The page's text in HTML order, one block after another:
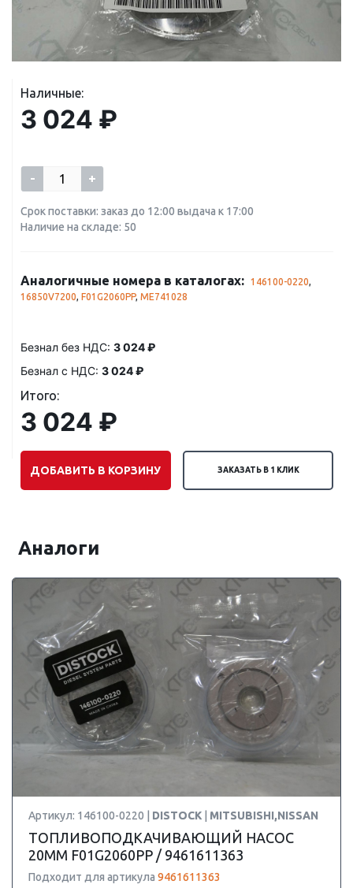
Наличные:
3 024 ₽
- +
Срок поставки: заказ до 12:00 выдача к 17:00
Наличие на складе: 50
Аналогичные номера в каталогах: 146100-0220,
16850V7200, F01G2060PP, ME741028
Безнал без НДС: 3 024 ₽
Безнал с НДС: 3 024 ₽
Итого:
3 024 ₽
ДОБАВИТЬ В КОРЗИНУ ЗАКАЗАТЬ В 1 КЛИК
Аналоги
Артикул: 146100-0220 | DISTOCK MITSUBISHI,NISSAN
ТОПЛИВОПОДКАЧИВАЮЩИЙ НАСОС
20MM F01G2060PP / 9461611363
Подходит для артикула 9461611363